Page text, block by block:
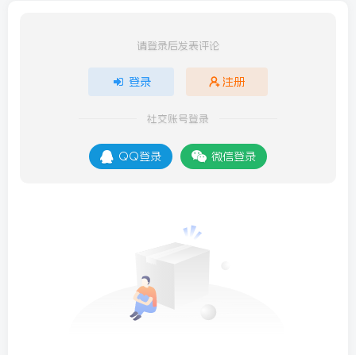
请登录后发表评论
登录 注册
社交账号登录
QQ登录 微信登录